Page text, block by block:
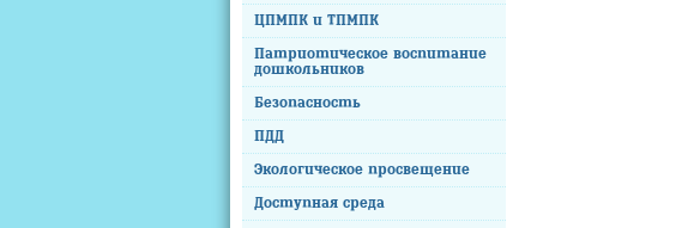
ЦПМПК и ТПМПК
Патриотическое воспитание
дошкольников
Безопасность
ПДД
Экологическое просвещение
Доступная среда